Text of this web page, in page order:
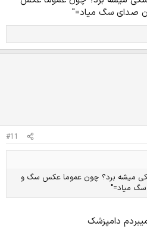
صدای سگ میاد="
#11
میشه برد؟ چون عموما عکس سگ و
میاد="
دامپزشک